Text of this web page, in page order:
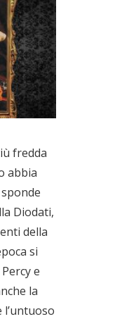
fredda
abbia
Diodati,
della
si
e
la
l’untuoso